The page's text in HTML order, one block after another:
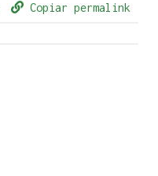
Copiar permalink